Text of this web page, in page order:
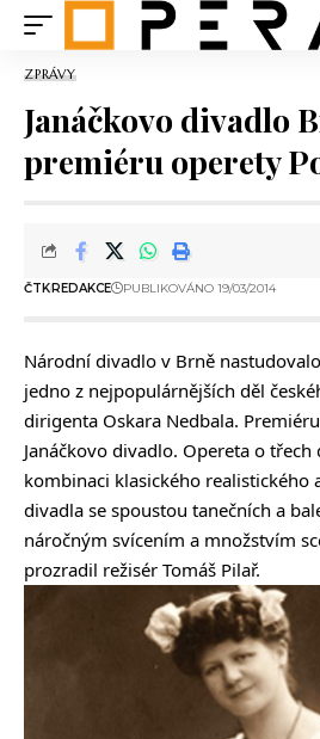
ZPRÁVY
Janáčkovo divadlo
premiéru operety
ČTKREDAKCE PUBLIKOVÁNO 19/03/2014
Národní divadlo v Brně
jedno z nejpopulárnějších děl
dirigenta Oskara Nedbala.
Janáčkovo divadlo. Opereta o
kombinaci klasického realistického
divadla se spoustou tanečních a
náročným svícením a množstvím
prozradil režisér Tomáš Pilař.